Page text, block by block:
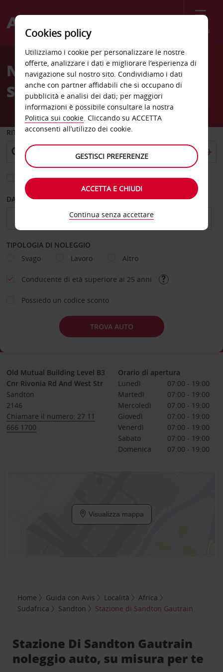
Menù
Welcome
AvisNoleggio auto Stazione di
Sandton Gautrain
RITIRO DA
Scegli una località di riconsegna diversa
DAL GIORNO AL GIORNO
TIPOLOGIA DI NOLEGGIO
Svago
Lavoro Altro
Conducente di età superiore ai 25 anni
Possiedo un codice sconto
TROVA AUTO
Old Mutual Building Level B3
Cnr Rivonia Rd And West Str
Sandton
2146
Chiamare il numero: 27 11
666 1700
Orario di apertura
Lunedì
07:00 - 19:00
Martedì
07:00 - 19:00
Mercoledì
07:00 - 19:00
Giovedì
07:00 - 19:00
Venerdì
07:00 - 19:00
Sabato
07:00 - 19:00
Domenica
07:00 - 19:00
Visualizza mappa
Home Guida con Avis Località
Africa
Sudafrica
Sandton Stazione di Sandton Gautrain
Stazione Di Sandton Gautrain
noleggio auto, su misura per te
Cookies policy
Utilizziamo i cookie per personalizzare le nostre
offerte, analizzare i dati e migliorare l’esperienza di
navigazione sul nostro sito. Condividiamo i dati
anche con partner affidabili che si occupano di
pubblicità e analisi dei dati; per maggiori
informazioni è possibile consultare la nostra
Politica sui cookie. Cliccando su ACCETTA
acconsenti all’utilizzo dei cookie.
GESTISCI PREFERENZE
ACCETTA E CHIUDI
Continua senza accettare